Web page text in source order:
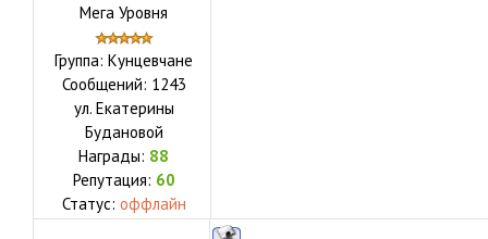
Мега Уровня
Группа: Кунцевчане
Сообщений: 1243
ул. Екатерины
Будановой
Награды: 88
Репутация: 60
Статус: оффлайн